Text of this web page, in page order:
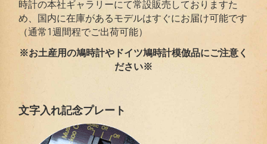
時計の本社ギャラリーにて常設販売しておりますた
め、国内に在庫があるモデルはすぐにお届け可能です
（通常1週間程でご出荷可能）
※お土産用の鳩時計やドイツ鳩時計模倣品にご注意く
ださい※
文字入れ記念プレート